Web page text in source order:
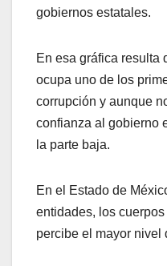
gobiernos estatales.
En esa gráfica resulta
ocupa uno de los
corrupción y aunque
confianza al gobierno
la parte baja.
En el Estado de
entidades, los
percibe el mayor nivel